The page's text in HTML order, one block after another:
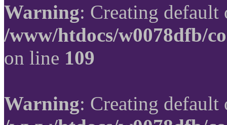
Warning: Creating
/www/htdocs/w0078dfb/
on line 109
Warning: Creating